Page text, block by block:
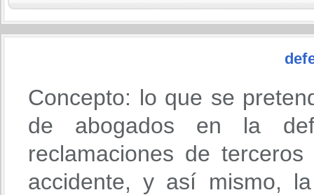
Concepto: lo que se
de abogados en la
reclamaciones de
accidente, y así mismo,